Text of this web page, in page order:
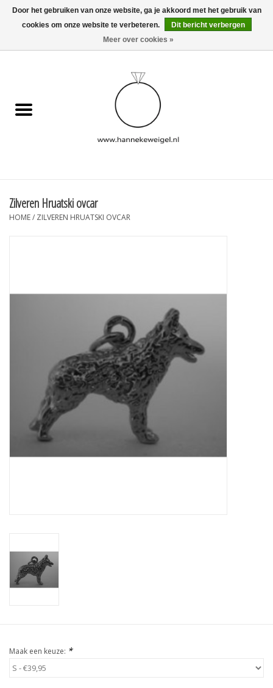
0 Artikelen - €0,00
Informatie
Zilveren Hruatski ovcar
HOME/ ZILVEREN HRUATSKI OVCAR
Maak een keuze: *
Door het gebruiken van onze website, ga je akkoord met het gebruik van
cookies om onze website te verbeteren.
Dit bericht verbergen
Meer over cookies »